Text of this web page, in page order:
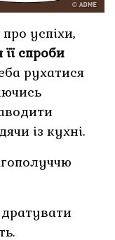
успіхи,
спроби
рухатися
із кухні.